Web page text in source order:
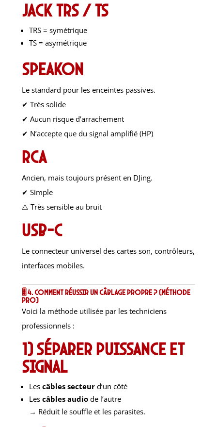
Jack TRS / TS
TRS = symétrique
TS = asymétrique
Speakon
Le standard pour les enceintes passives.
✔ Très solide
✔ Aucun risque d’arrachement
✔ N’accepte que du signal amplifié (HP)
RCA
Ancien, mais toujours présent en DJing.
✔ Simple
⚠️ Très sensible au bruit
USB-C
Le connecteur universel des cartes son, contrôleurs,
interfaces mobiles.
🎚️ 4. Comment réussir un câblage propre ? (méthode
pro)
Voici la méthode utilisée par les techniciens
professionnels :
1) Séparer puissance et
signal
Les câbles secteurd’un côté
Les câbles audiode l’autre
→ Réduit le souffle et les parasites.